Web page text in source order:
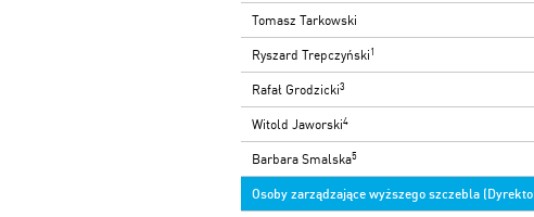
Tomasz Tarkowski
Ryszard Trepczyński1
Rafał Grodzicki3
Witold Jaworski4
Barbara Smalska5
Osoby zarządzające wyższego szczebla